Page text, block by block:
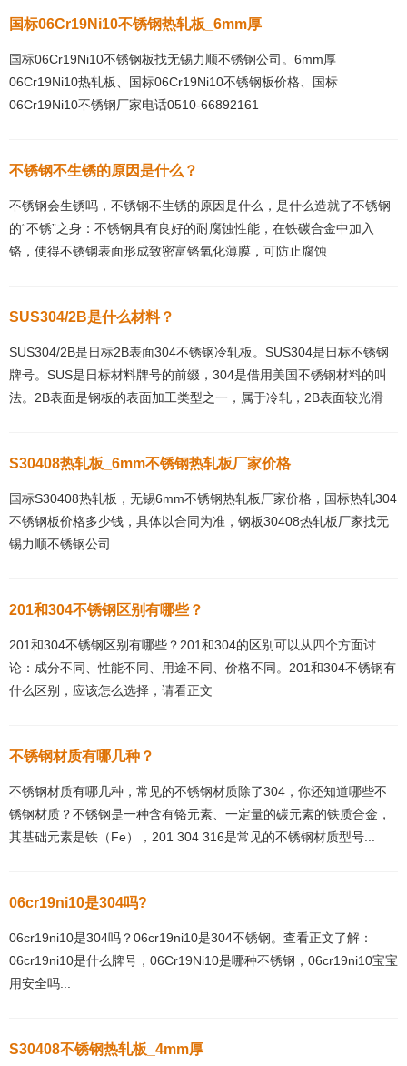
国标06Cr19Ni10不锈钢热轧板_6mm厚
国标06Cr19Ni10不锈钢板找无锡力顺不锈钢公司。6mm厚
06Cr19Ni10热轧板、国标06Cr19Ni10不锈钢板价格、国标
06Cr19Ni10不锈钢厂家电话0510-66892161
不锈钢不生锈的原因是什么？
不锈钢会生锈吗，不锈钢不生锈的原因是什么，是什么造就了不锈钢
的“不锈”之身：不锈钢具有良好的耐腐蚀性能，在铁碳合金中加入
铬，使得不锈钢表面形成致密富铬氧化薄膜，可防止腐蚀
SUS304/2B是什么材料？
SUS304/2B是日标2B表面304不锈钢冷轧板。SUS304是日标不锈钢
牌号。SUS是日标材料牌号的前缀，304是借用美国不锈钢材料的叫
法。2B表面是钢板的表面加工类型之一，属于冷轧，2B表面较光滑
S30408热轧板_6mm不锈钢热轧板厂家价格
国标S30408热轧板，无锡6mm不锈钢热轧板厂家价格，国标热轧304
不锈钢板价格多少钱，具体以合同为准，钢板30408热轧板厂家找无
锡力顺不锈钢公司..
201和304不锈钢区别有哪些？
201和304不锈钢区别有哪些？201和304的区别可以从四个方面讨
论：成分不同、性能不同、用途不同、价格不同。201和304不锈钢有
什么区别，应该怎么选择，请看正文
不锈钢材质有哪几种？
不锈钢材质有哪几种，常见的不锈钢材质除了304，你还知道哪些不
锈钢材质？不锈钢是一种含有铬元素、一定量的碳元素的铁质合金，
其基础元素是铁（Fe），201 304 316是常见的不锈钢材质型号...
06cr19ni10是304吗?
06cr19ni10是304吗？06cr19ni10是304不锈钢。查看正文了解：
06cr19ni10是什么牌号，06Cr19Ni10是哪种不锈钢，06cr19ni10宝宝
用安全吗...
S30408不锈钢热轧板_4mm厚